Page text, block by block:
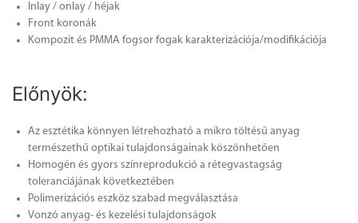
Inlay / onlay / héjak
Front koronák
Kompozit és PMMA fogsor fogak karakterizációja/modifikációja
Előnyök:
Az esztétika könnyen létrehozható a mikro töltésű anyag
természethű optikai tulajdonságainak köszönhetően
Homogén és gyors színreprodukció a rétegvastagság
toleranciájának következtében
Polimerizációs eszköz szabad megválasztása
Vonzó anyag- és kezelési tulajdonságok